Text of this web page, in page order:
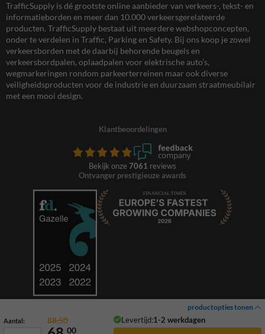
productopties tonen
Aantal: 88,50 Levertijd:1-2 werkdagen
00
TrafficSupply is dé grootste online aanbieder van verkeers-, tekst- en
informatieborden en meer dan 10.000 verkeersgerelateerde
producten. TrafficSupply bestaat uit meerdere webshopconcepten,
onder te verdelen in Traffic, Parking en Safety. Bij ons koop je zowel
verkeersborden met de daarbij behorende beugels en
verkeersbordpalen, oplaadpalen voor elektrische auto’s,
wegmarkeringen rondom parkeerterreinen maar ook diverse
veiligheidsproducten voor de industrie en duurzaam straatmeubilair
met een mooi design.
Klantbeoordelingen
Bekijk onze 7061 reviews
Ontvanger prestigieuze awards